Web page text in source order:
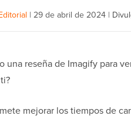
| 29 de abril de 2024 |
una reseña de Imagify para
mejorar los tiempos de